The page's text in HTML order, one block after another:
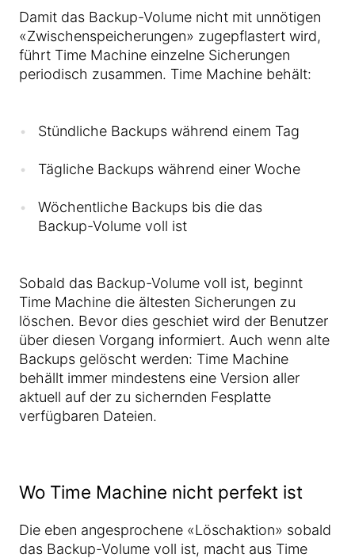
Damit das Backup-Volume nicht mit unnötigen
«Zwischenspeicherungen» zugepflastert wird,
führt Time Machine einzelne Sicherungen
periodisch zusammen. Time Machine behält:
Stündliche Backups während einem Tag
Tägliche Backups während einer Woche
Wöchentliche Backups bis die das
Backup-Volume voll ist
Sobald das Backup-Volume voll ist, beginnt
Time Machine die ältesten Sicherungen zu
löschen. Bevor dies geschiet wird der Benutzer
über diesen Vorgang informiert. Auch wenn alte
Backups gelöscht werden: Time Machine
behällt immer mindestens eine Version aller
aktuell auf der zu sichernden Fesplatte
verfügbaren Dateien.
Wo Time Machine nicht perfekt ist
Die eben angesprochene «Löschaktion» sobald
das Backup-Volume voll ist, macht aus Time